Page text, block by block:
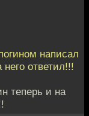
написал
ответил!!!
теперь и на